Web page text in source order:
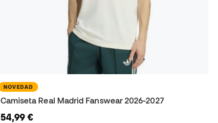
NOVEDAD
Camiseta Real Madrid Fanswear 2026-2027
54,99 €